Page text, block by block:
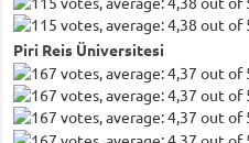
Piri Reis Üniversitesi